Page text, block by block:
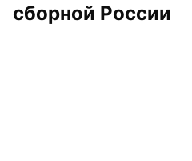
сборной России